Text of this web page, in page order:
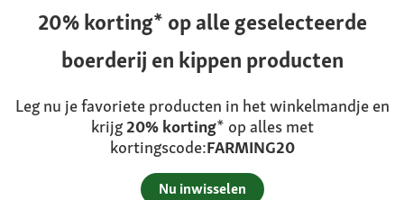
20% korting* op alle geselecteerde
boerderij en kippen producten
Leg nu je favoriete producten in het winkelmandje en
krijg20% korting* op alles met
kortingscode:FARMING20
Nu inwisselen